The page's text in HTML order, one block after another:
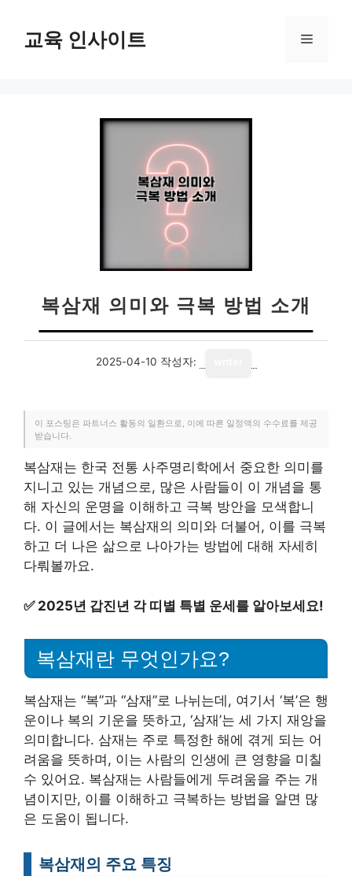
교육 인사이트 메
복삼재 의미와 극복 방법 소개
2025-04-10 작성자:
이 포스팅은 파트너스 활동의 일환으로, 이에 따른 일정액의 수수료를 제공
받습니다.
복삼재는 한국 전통 사주명리학에서 중요한 의미를
지니고 있는 개념으로, 많은 사람들이 이 개념을 통
해 자신의 운명을 이해하고 극복 방안을 모색합니
다. 이 글에서는 복삼재의 의미와 더불어, 이를 극복
하고 더 나은 삶으로 나아가는 방법에 대해 자세히
다뤄볼까요.
✅ 2025년 갑진년 각 띠별 특별 운세를 알아보세요!
복삼재란 무엇인가요?
복삼재는 “복”과 “삼재”로 나뉘는데, 여기서 ‘복’은 행
운이나 복의 기운을 뜻하고, ‘삼재’는 세 가지 재앙을
의미합니다. 삼재는 주로 특정한 해에 겪게 되는 어
려움을 뜻하며, 이는 사람의 인생에 큰 영향을 미칠
수 있어요. 복삼재는 사람들에게 두려움을 주는 개
념이지만, 이를 이해하고 극복하는 방법을 알면 많
은 도움이 됩니다.
복삼재의 주요 특징